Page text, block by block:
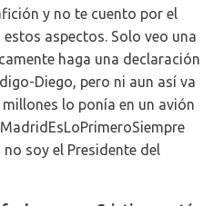
y no te cuento por el
estos aspectos. Solo veo una
haga una declaración
Diego, pero ni aun así va
lo ponía en un avión
soy el Presidente del